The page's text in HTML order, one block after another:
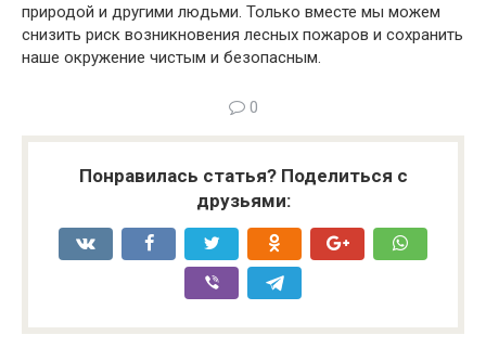
природой и другими людьми. Только вместе мы можем
снизить риск возникновения лесных пожаров и сохранить
наше окружение чистым и безопасным.
0
Понравилась статья? Поделиться с
друзьями: